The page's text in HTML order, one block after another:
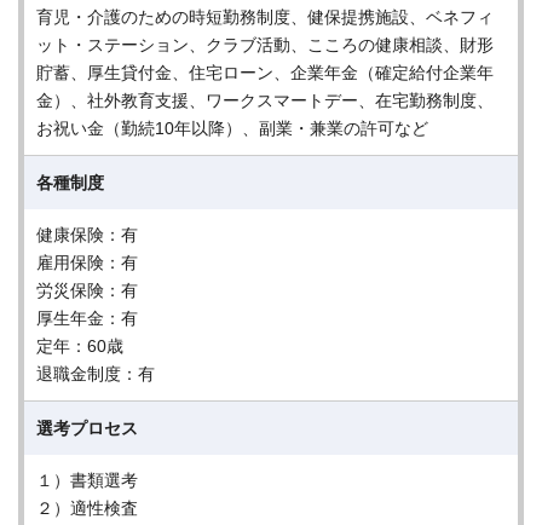
育児・介護のための時短勤務制度、健保提携施設、ベネフィ
ット・ステーション、クラブ活動、こころの健康相談、財形
貯蓄、厚生貸付金、住宅ローン、企業年金（確定給付企業年
金）、社外教育支援、ワークスマートデー、在宅勤務制度、
お祝い金（勤続10年以降）、副業・兼業の許可など
各種制度
健康保険：有
雇用保険：有
労災保険：有
厚生年金：有
定年：60歳
退職金制度：有
選考プロセス
１）書類選考
２）適性検査